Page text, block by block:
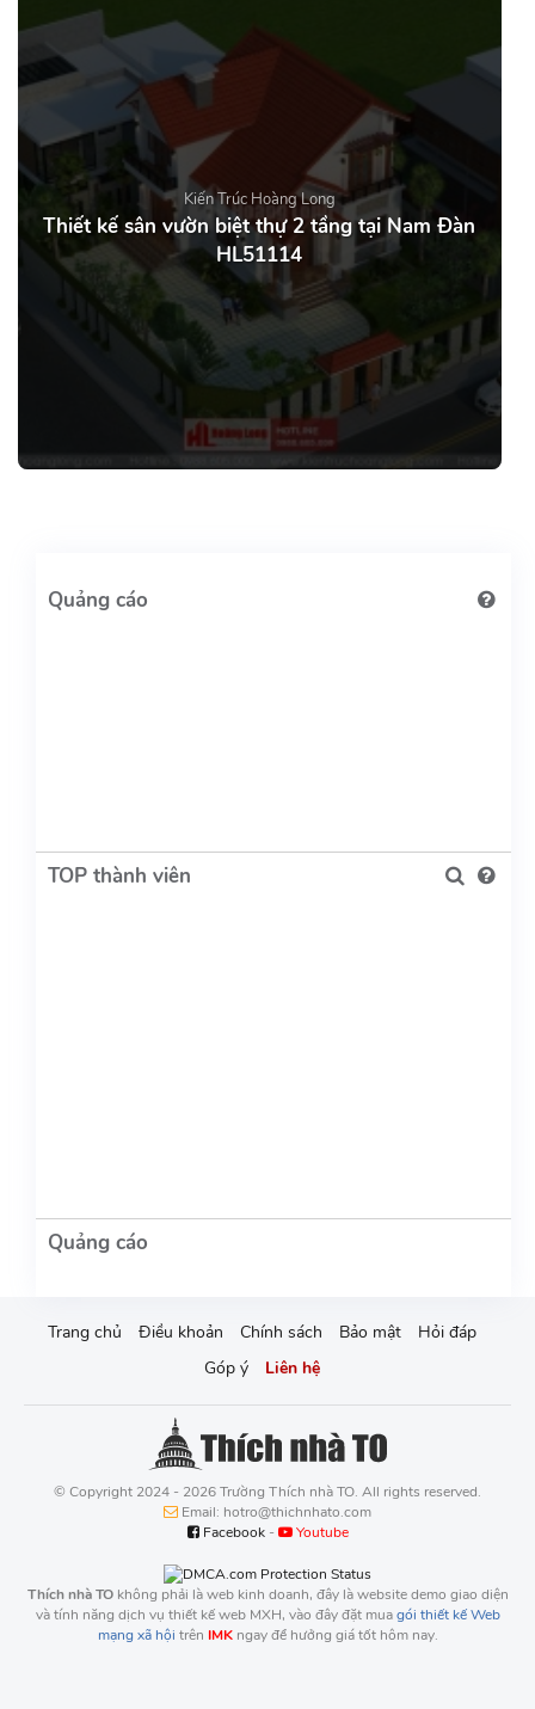
Kiến Trúc Hoàng Long
Thiết kế sân vườn biệt thự 2 tầng tại Nam Đàn
HL51114
TOP thành viên
Trang chủ Điều khoản Chính sách Bảo mật
Hỏi đáp
Góp ý
Liên hệ
© Copyright 2024 - 2026 Trường Thích nhà TO. All rights reserved.
Email: hotro@thichnhato.com
Facebook- Youtube
Thích nhà TOkhông phải là web kinh doanh, đây là website demo giao diện
và tính năng dịch vụ thiết kế web MXH, vào đây đặt muagói thiết kế Web
mạng xã hội trên IMKngay để hưởng giá tốt hôm nay.